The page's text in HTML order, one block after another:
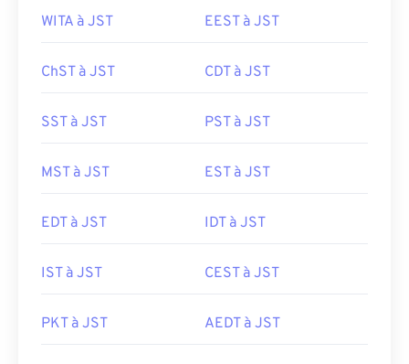
WITA à JST EEST à JST
ChST à JST CDT à JST
SST à JST PST à JST
MST à JST EST à JST
EDT à JST IDT à JST
IST à JST CEST à JST
PKT à JST AEDT à JST